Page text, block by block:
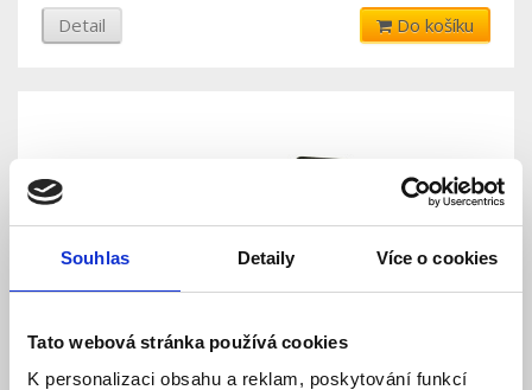
Souhlas Detaily Více o cookies
Tato webová stránka používá cookies
K personalizaci obsahu a reklam, poskytování funkcí
Detail Do košíku
Sada LED pásku 5m, 620Lm/m, 7,3W/m, 3000 -
6000K , ovládání přes mobilní telefon